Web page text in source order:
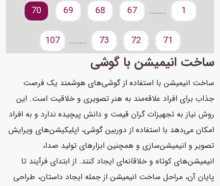
.......
67
68
69
70
71
72
73
.......
107
ساخت انیمیشن با گوشی
ساخت انیمیشن با استفاده از گوشی‌های هوشمند یک فرصت
جذاب برای افراد علاقه‌مند به هنر تصویری و خلاقیت است. این
روش نیاز به تجهیزات گران قیمت و دانش پیچیده ندارد و به افراد
امکان می‌دهد با استفاده از دوربین گوشی، اپلیکیشن‌های ویرایش
تصویر و انیمیشن‌سازی و همچنین ابزارهای تولید صدا،
انیمیشن‌های کوتاه و خلاقانه‌ای ایجاد کنند. از ابتدای فرآیند تا
پایان آن، مراحل ساخت انیمیشن از جمله ایجاد داستان، طراحی